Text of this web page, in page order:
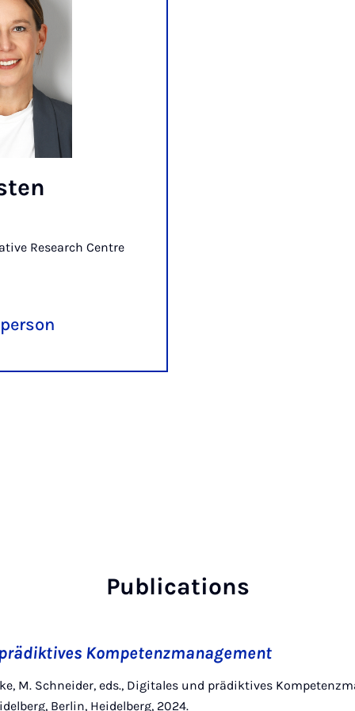
Research Centre
Publications
Kompetenzmanagement
M. Schneider, eds., Digitales und prädiktives
Berlin, Heidelberg, 2024.